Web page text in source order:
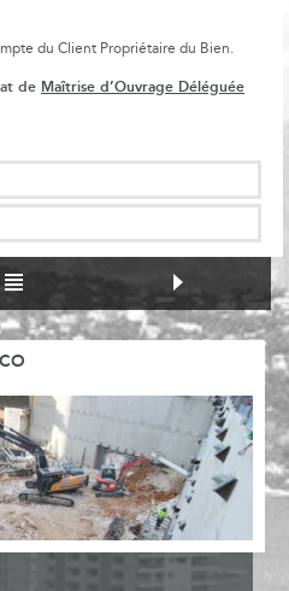
du Client Propriétaire du Bien.
de Maîtrise d’Ouvrage Déléguée